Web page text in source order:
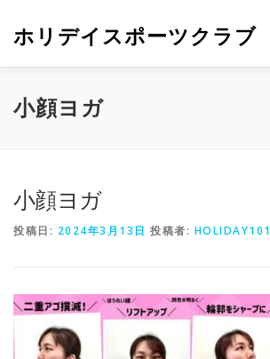
ホリデイスポーツクラブ
小顔ヨガ
小顔ヨガ
投稿日: 2024年3月13日 投稿者: HOLIDAY101